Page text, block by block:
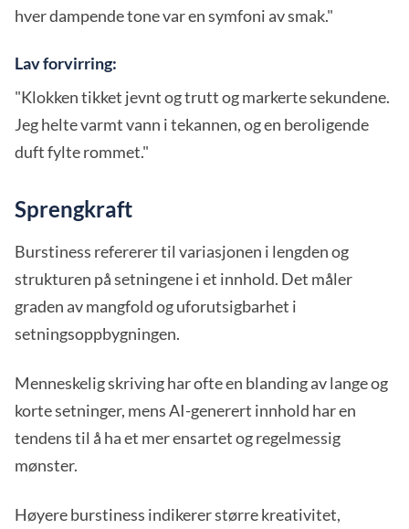
hver dampende tone var en symfoni av smak."
Lav forvirring:
"Klokken tikket jevnt og trutt og markerte sekundene.
Jeg helte varmt vann i tekannen, og en beroligende
duft fylte rommet."
Sprengkraft
Burstiness refererer til variasjonen i lengden og
strukturen på setningene i et innhold. Det måler
graden av mangfold og uforutsigbarhet i
setningsoppbygningen.
Menneskelig skriving har ofte en blanding av lange og
korte setninger, mens AI-generert innhold har en
tendens til å ha et mer ensartet og regelmessig
mønster.
Høyere burstiness indikerer større kreativitet,